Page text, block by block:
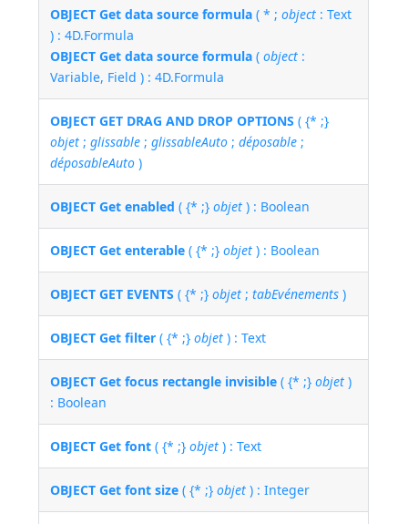
OBJECT Get data source formula ( * ;object : Text
) : 4D.Formula
OBJECT Get data source formula (object :
Variable, Field ) : 4D.Formula
OBJECT GET DRAG AND DROP OPTIONS ( {* ;}
objet ;glissable ;glissableAuto ;déposable ;
déposableAuto )
OBJECT Get enabled ( {* ;}objet ) : Boolean
OBJECT Get enterable ( {* ;}objet ) : Boolean
OBJECT GET EVENTS ( {* ;}objet ;tabEvénements )
OBJECT Get filter ( {* ;}objet ) : Text
OBJECT Get focus rectangle invisible ( {* ;}objet )
: Boolean
OBJECT Get font ( {* ;}objet ) : Text
OBJECT Get font size ( {* ;}objet ) : Integer